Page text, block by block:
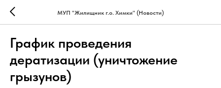
МУП "Жилищник г.о. Химки" (Новости)
График проведения
дератизации (уничтожение
грызунов)